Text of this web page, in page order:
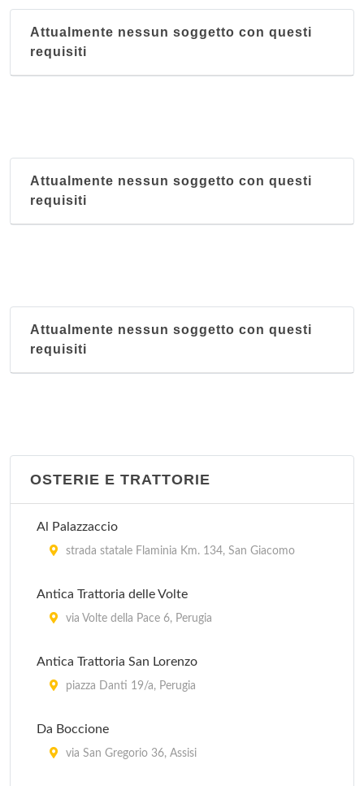
Attualmente nessun soggetto con questi
requisiti
Attualmente nessun soggetto con questi
requisiti
Attualmente nessun soggetto con questi
requisiti
OSTERIE E TRATTORIE
Al Palazzaccio
strada statale Flaminia Km. 134, San Giacomo
Antica Trattoria delle Volte
via Volte della Pace 6, Perugia
Antica Trattoria San Lorenzo
piazza Danti 19/a, Perugia
Da Boccione
via San Gregorio 36, Assisi